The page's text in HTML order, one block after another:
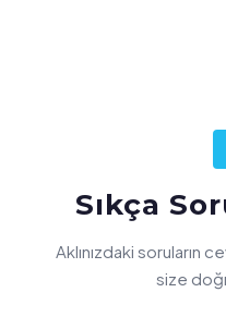
Sıkça
Aklınızdaki soruların
size